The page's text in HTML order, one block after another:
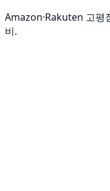
Amazon·Rakuten 고평
비.